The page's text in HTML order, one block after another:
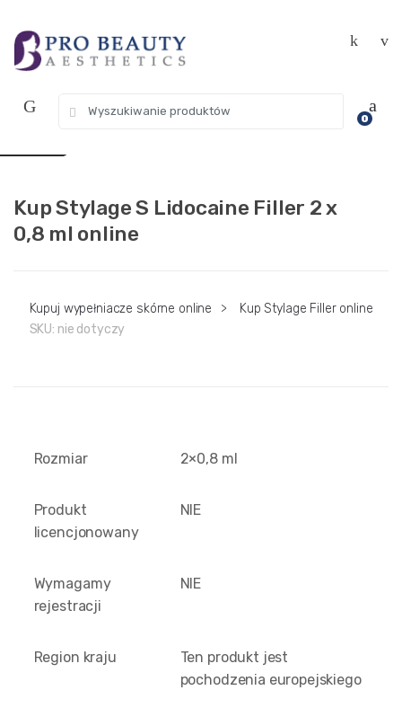
do
nawigacji
do
treści
0
Kup Stylage S Lidocaine Filler 2 x
0,8 ml online
Kupuj wypełniacze skórne online >
Kup Stylage Filler online
SKU: nie dotyczy
Rozmiar 2×0,8 ml
Produkt
licencjonowany
NIE
Wymagamy
rejestracji
NIE
Region kraju
Ten produkt jest
pochodzenia europejskiego
Coupon Code "WELCOME10"
Got it!
USD $